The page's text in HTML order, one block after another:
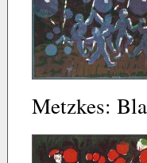
Metzkes: